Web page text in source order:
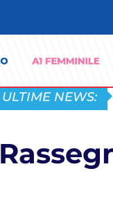
ULTIME NEWS: